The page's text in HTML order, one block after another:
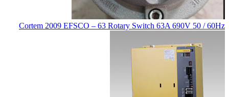
Cortem 2009 EFSCO – 63 Rotary Switch 63A 690V 50 / 60Hz